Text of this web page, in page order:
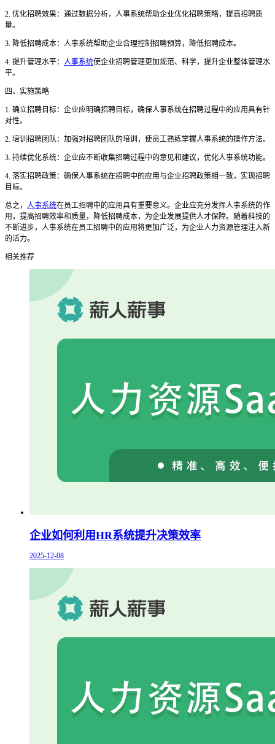
2. 优化招聘效果：通过数据分析，人事系统帮助企业优化招聘策略，提高招聘质
量。
3. 降低招聘成本：人事系统帮助企业合理控制招聘预算，降低招聘成本。
4. 提升管理水平： 人事系统使企业招聘管理更加规范、科学，提升企业整体管理水
平。
四、实施策略
1. 确立招聘目标：企业应明确招聘目标，确保人事系统在招聘过程中的应用具有针
对性。
2. 培训招聘团队：加强对招聘团队的培训，使员工熟练掌握人事系统的操作方法。
3. 持续优化系统：企业应不断收集招聘过程中的意见和建议，优化人事系统功能。
4. 落实招聘政策：确保人事系统在招聘中的应用与企业招聘政策相一致，实现招聘
目标。
总之， 人事系统在员工招聘中的应用具有重要意义。企业应充分发挥人事系统的作
用，提高招聘效率和质量，降低招聘成本，为企业发展提供人才保障。随着科技的
不断进步，人事系统在员工招聘中的应用将更加广泛，为企业人力资源管理注入新
的活力。
相关推荐
企业如何利用HR系统提升决策效率
2025-12-08